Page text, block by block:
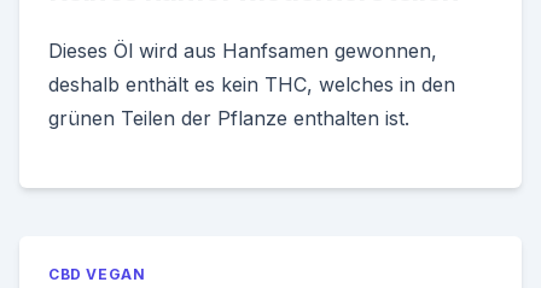
Dieses Öl wird aus Hanfsamen gewonnen,
deshalb enthält es kein THC, welches in den
grünen Teilen der Pflanze enthalten ist.
CBD VEGAN